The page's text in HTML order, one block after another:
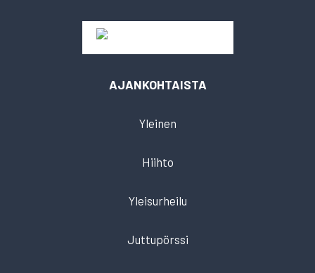
AJANKOHTAISTA
Yleinen
Hiihto
Yleisurheilu
Juttupörssi